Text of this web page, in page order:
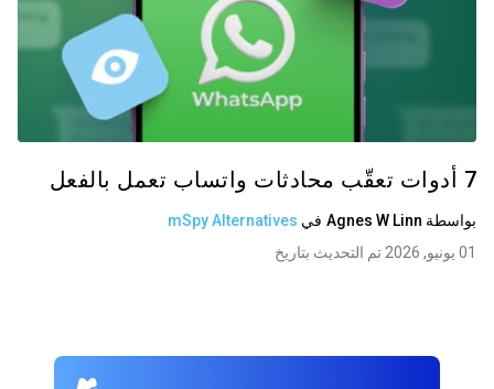
7 أدوات تعقّب محادثات واتساب تعمل بالفعل
بواسطة Agnes W Linn في mSpy Alternatives
01 يونيو, 2026 تم التحديث بتاريخ